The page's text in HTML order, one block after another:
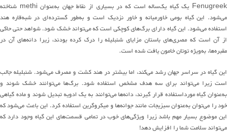
Fenugreek یک گیاه یک‌ساله است که در بسیاری از نقاط جهان به‌عنوان methi شناخته
می‌شود. این گیاه بومی خاورمیانه و خاور نزدیک است و به‌طور گسترده‌ای در شبه‌قاره هند
استفاده می‌شود. این گیاه دارای برگ‌های کوچکی است که می‌تواند خشک شود. شواهد حتی حاکی
از آن است که مصری‌های باستان مزایای شنبلیله را درک کرده بودند، زیرا دانه‌های آن در
مقبره‌ها، به‌ویژه توتان خامون یافت شده است.
این گیاه در سراسر جهان رشد می‌کند، اما بیشتر در هند کشت و مصرف می‌شود. شنبلیله جالب
است زیرا می‌تواند برای سه هدف مشخص استفاده شود. برگ‌ها می‌توانند خشک شوند و
به‌عنوان گیاه مورداستفاده قرار گیرند، دانه‌ها می‌توانند به یک ادویه تبدیل شوند و ماده گیاهی
خود را می‌توان به‌عنوان سبزیجات مانند جوانه‌ها و میکروگرین استفاده کرد. این باعث می‌شود که
این موضوع بسیار مهم باشد زیرا ویژگی‌های خوب در تمامی قسمت‌های این گیاه وجود دارد که
می‌تواند سلامت شما را افزایش دهد!